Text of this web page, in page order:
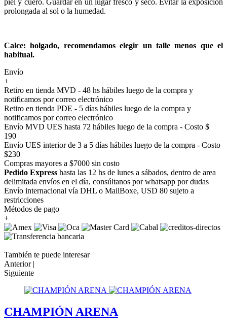
prolongada al sol o la humedad.
Calce: holgado, recomendamos elegir un talle menos que el
habitual.
Envío
+
Retiro en tienda MVD - 48 hs hábiles luego de la compra y
notificamos por correo electrónico
Retiro en tienda PDE - 5 días hábiles luego de la compra y
notificamos por correo electrónico
Envío MVD UES hasta 72 hábiles luego de la compra - Costo $
190
Envío UES interior de 3 a 5 días hábiles luego de la compra - Costo
$230
Compras mayores a $7000 sin costo
Pedido Express hasta las 12 hs de lunes a sábados, dentro de area
delimitada envíos en el día, consúltanos por whatsapp por dudas
Envío internacional vía DHL o MailBoxe, USD 80 sujeto a
restricciones
Métodos de pago
+
También te puede interesar
Anterior |
Siguiente
CHAMPIÓN ARENA